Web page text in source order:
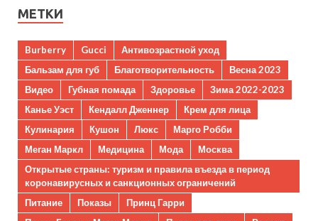
МЕТКИ
Burberry Gucci
Антивозрастной уход
Бальзам для губ
Благотворительность
Весна 2023
Видео
Губная помада Здоровье
Зима 2022-2023
Канье Уэст
Кендалл Дженнер
Крем для лица
Кулинария
Кушон Люкс
Марго Робби
Меган Маркл
Медицина Мода
Москва
Открытые страны: туризм и правила въезда в период
коронавирусных и санкционных ограничений
Питание
Показы
Принц Гарри